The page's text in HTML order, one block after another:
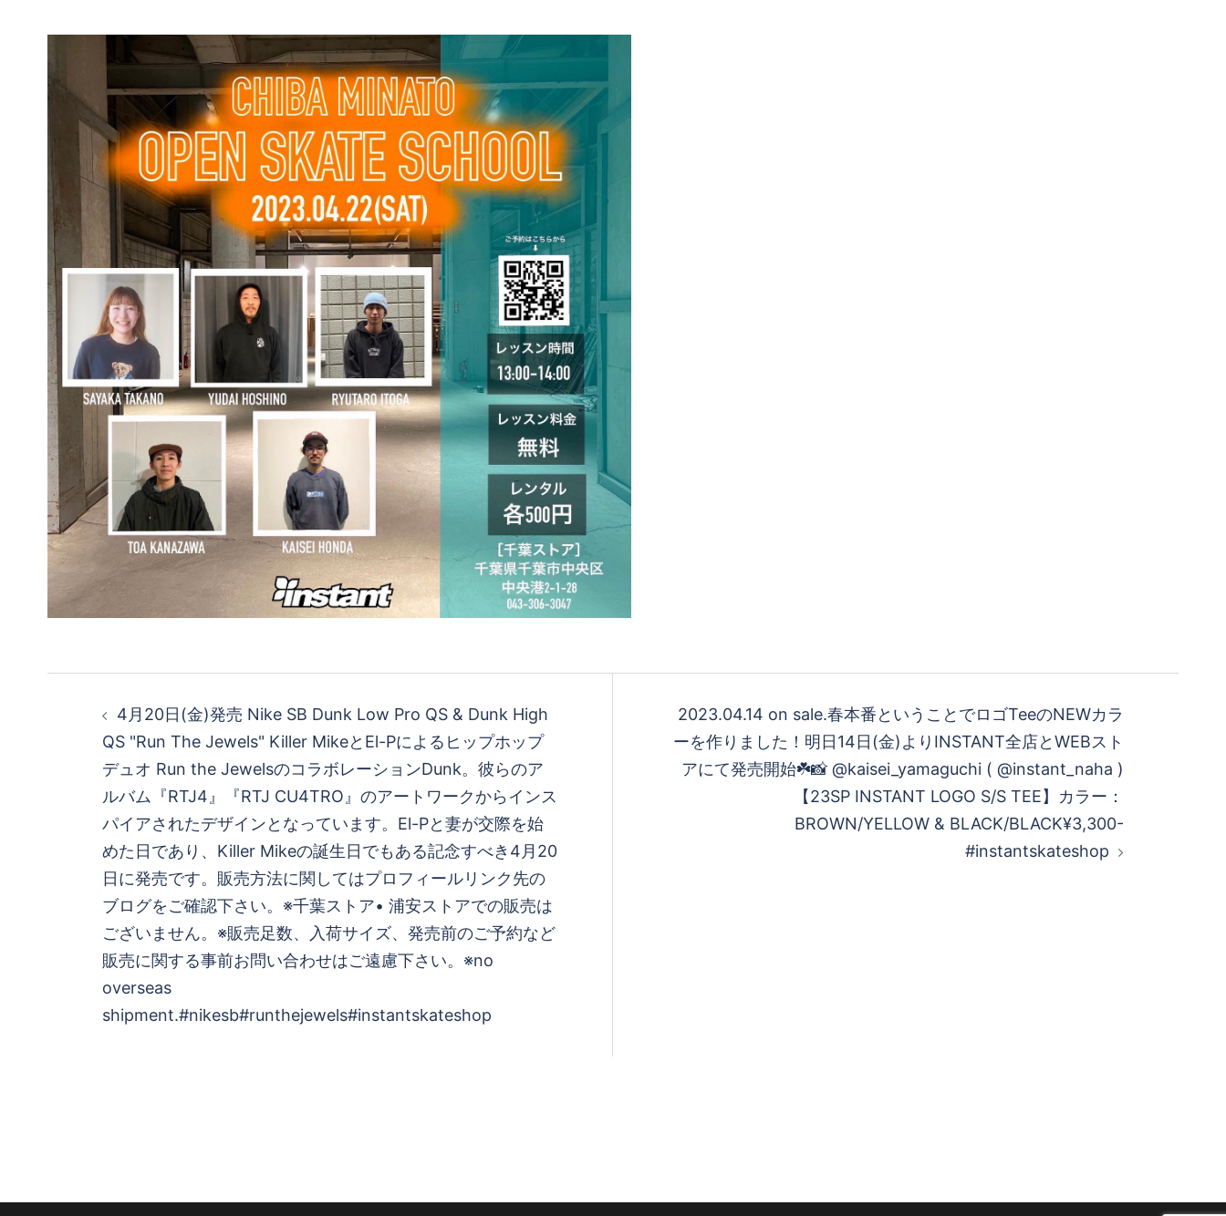
4月20日(金)発売 Nike SB Dunk Low Pro QS & Dunk High
QS "Run The Jewels" Killer MikeとEl-Pによるヒップホップ
デュオ Run the JewelsのコラボレーションDunk。彼らのア
ルバム『RTJ4』『RTJ CU4TRO』のアートワークからインス
パイアされたデザインとなっています。El-Pと妻が交際を始
めた日であり、Killer Mikeの誕生日でもある記念すべき4月20
日に発売です。販売方法に関してはプロフィールリンク先の
ブログをご確認下さい。※千葉ストア• 浦安ストアでの販売は
ございません。※販売足数、入荷サイズ、発売前のご予約など
販売に関する事前お問い合わせはご遠慮下さい。※no
overseas
shipment.#nikesb#runthejewels#instantskateshop
2023.04.14 on sale.春本番ということでロゴTeeのNEWカラ
ーを作りました！明日14日(金)よりINSTANT全店とWEBスト
アにて発売開始☘️📸 @kaisei_yamaguchi ( @instant_naha )
【23SP INSTANT LOGO S/S TEE】カラー：
BROWN/YELLOW & BLACK/BLACK¥3,300-
#instantskateshop